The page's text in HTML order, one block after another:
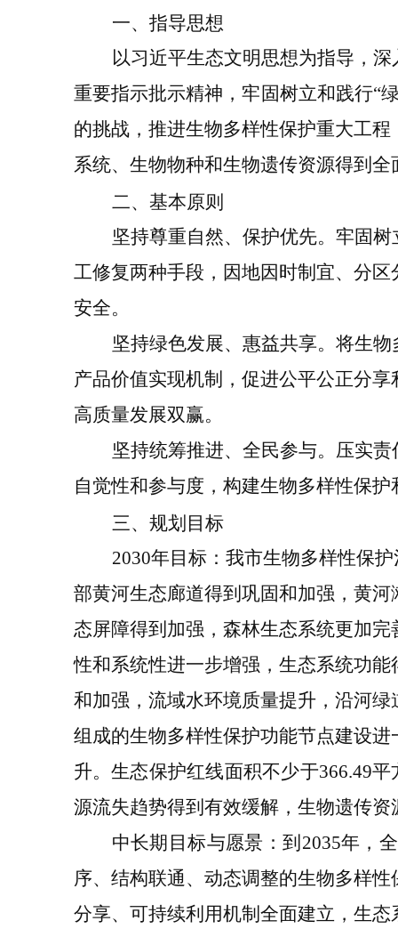
一、指导思想
以习近平生态文明思想为指导，
重要指示批示精神 ，牢固树立和践行“
的挑战，推进生物多样性保护重大工
系统、生物物种和生物遗传资源得到
二、基本原则
坚持尊重自然、保护优先。 牢固树
工修复两种手段，因地因时制宜、分
安全。
坚持绿色发展、惠益共享。 将生物
产品价值实现机制，促进公平公正分
高质量发展双赢。
坚持统筹推进、全民参与。 压实责
自觉性和参与度，构建生物多样性保护
三、 规划 目标
2030年目标： 我市生物多样性保护
部黄河生态廊道得到巩固和加强，黄
态屏障得到加强，森林生态系统更加完
性和系统性进一步增强，生态系统功
和加强，流域水环境质量提升 ，沿河绿
组成的生物多样性保护功能节点建设进
升。生态保护红线面积不少于366.49平
源流失趋势得到有效缓解，生物遗传
中长期目标与愿景：到 2035年，
序、结构联通、动态调整的生物多样
分享、可持续利用机制全面建立，生